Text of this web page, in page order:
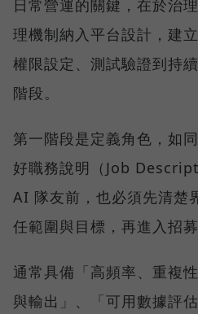
日常營運的關鍵，在於治
理機制納入平台設計，建
權限設定、測試驗證到持
階段。
第一階段是定義角色，如
好職務說明（Job
AI 隊友前，也必須先清楚
任範圍與目標，再進入招募
通常具備「高頻率、重複
與輸出」、「可用數據評